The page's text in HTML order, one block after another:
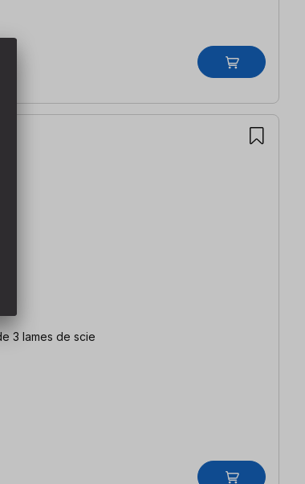
robuste avec équipement complet PRO Scie circulaire à table | Table de fraisage complète | Jeu de 3 lames de scie